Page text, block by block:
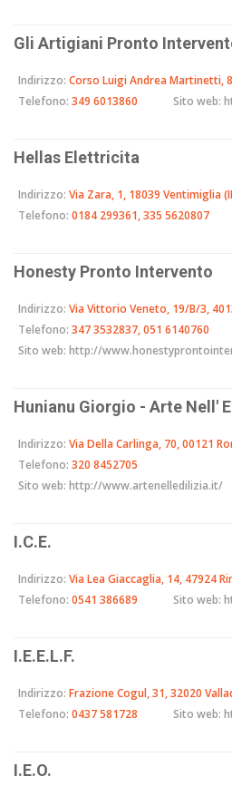
Gli Artigiani Pronto
Indirizzo: Corso Luigi Andrea Martinetti,
Telefono: 349 6013860 Sito web:
Hellas Elettricita
Indirizzo: Via Zara, 1, 18039 Ventimiglia
Telefono: 0184 299361, 335 5620807
Honesty Pronto Intervento
Indirizzo: Via Vittorio Veneto, 19/B/3,
Telefono: 347 3532837, 051 6140760
Sito web: http://
Hunianu Giorgio - Arte Nell'
Indirizzo: Via Della Carlinga, 70, 00121
Telefono: 320 8452705
Sito web: http://www.artenelledilizia.it/
I.C.E.
Indirizzo: Via Lea Giaccaglia, 14, 47924
Telefono: 0541 386689 Sito web:
I.E.E.L.F.
Indirizzo: Frazione Cogul, 31, 32020
Telefono: 0437 581728 Sito web:
I.E.O.